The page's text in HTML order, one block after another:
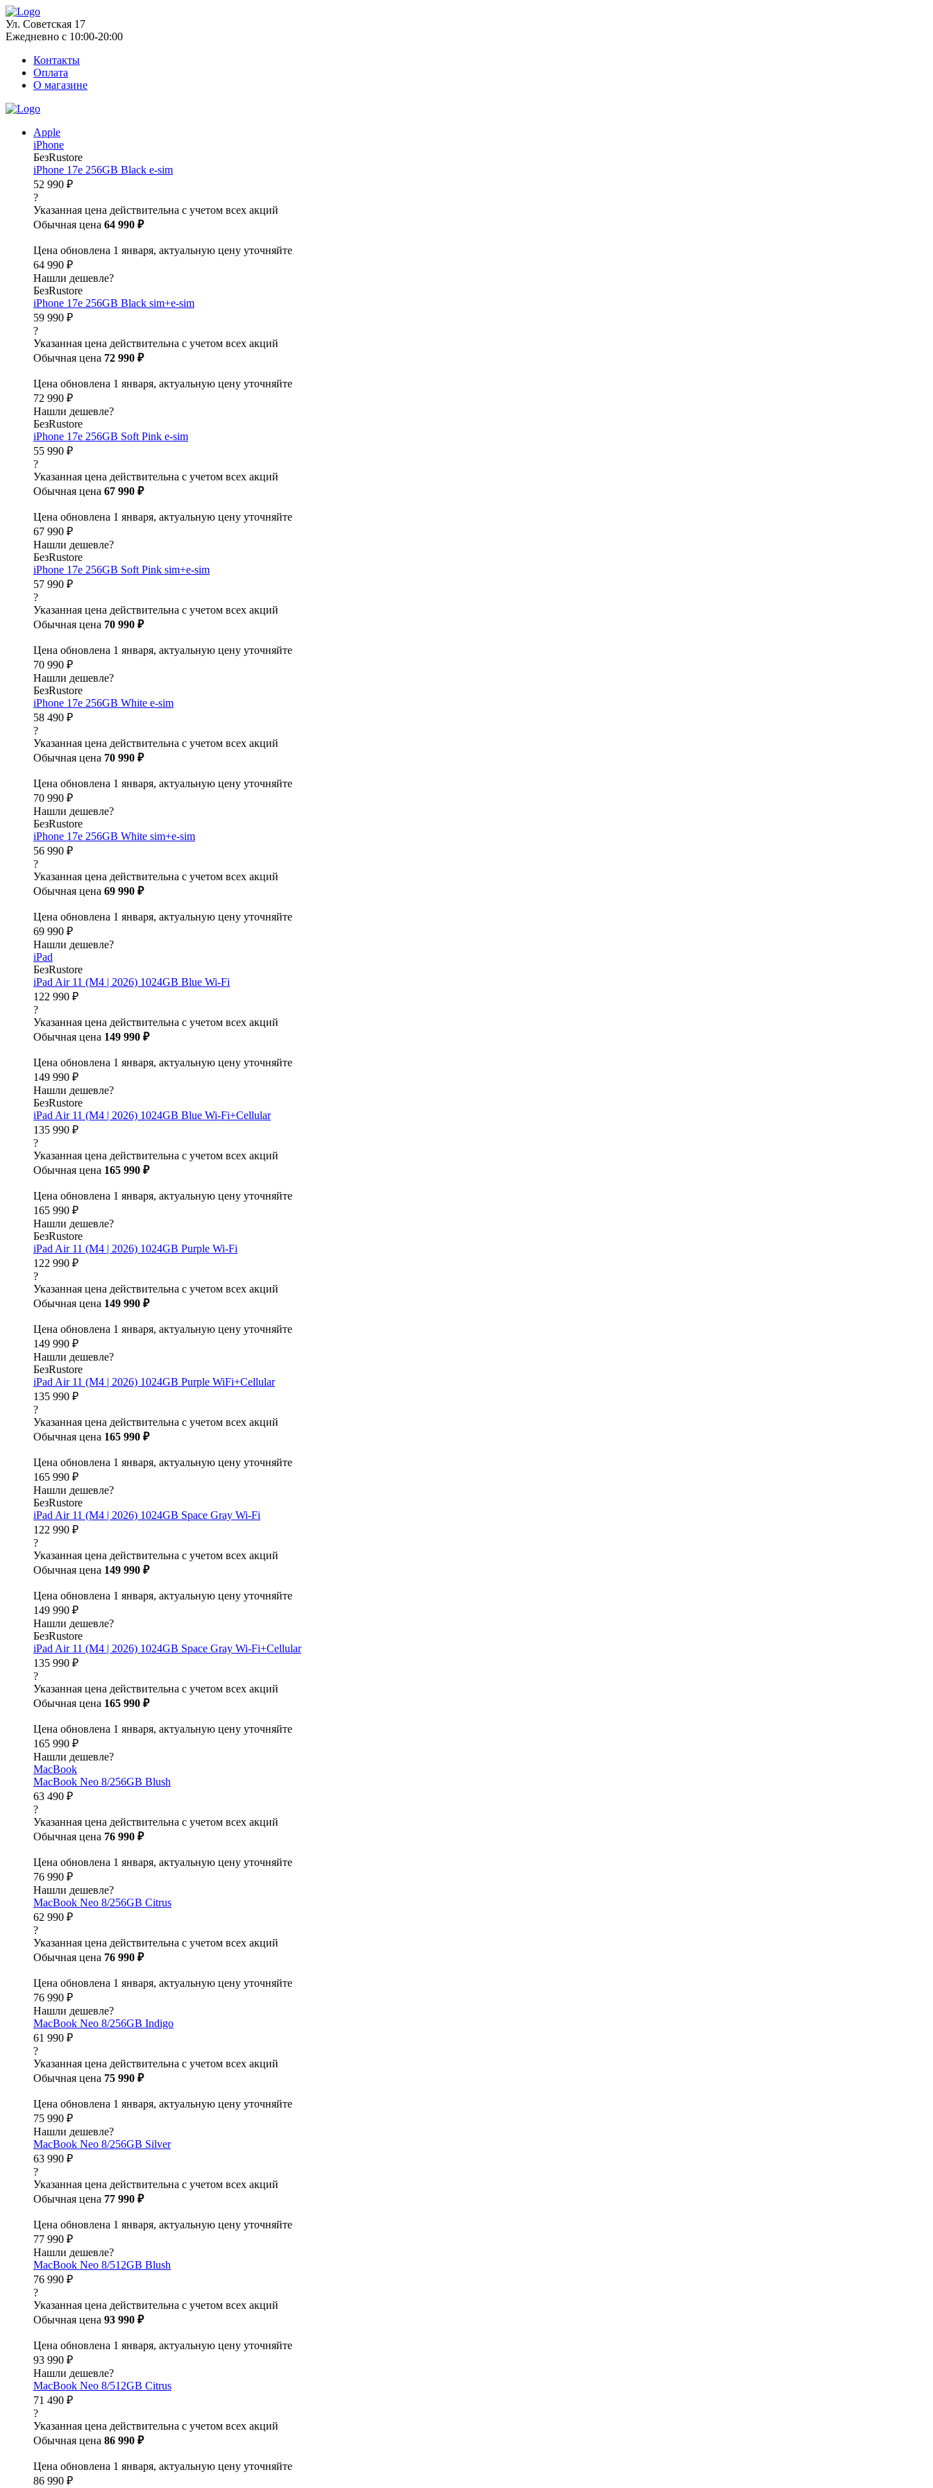
Ул. Советская 17
Ежедневно с 10:00-20:00
Контакты
Оплата
О магазине
Apple
iPhone
БезRustore
iPhone 17e 256GB Black e-sim
52 990 ₽
?
Указанная цена действительна с учетом всех акций
Обычная цена 64 990 ₽
Цена обновлена 1 января, актуальную цену уточняйте
64 990 ₽
Нашли дешевле?
БезRustore
iPhone 17e 256GB Black sim+e-sim
59 990 ₽
?
Указанная цена действительна с учетом всех акций
Обычная цена 72 990 ₽
Цена обновлена 1 января, актуальную цену уточняйте
72 990 ₽
Нашли дешевле?
БезRustore
iPhone 17e 256GB Soft Pink e-sim
55 990 ₽
?
Указанная цена действительна с учетом всех акций
Обычная цена 67 990 ₽
Цена обновлена 1 января, актуальную цену уточняйте
67 990 ₽
Нашли дешевле?
БезRustore
iPhone 17e 256GB Soft Pink sim+e-sim
57 990 ₽
?
Указанная цена действительна с учетом всех акций
Обычная цена 70 990 ₽
Цена обновлена 1 января, актуальную цену уточняйте
70 990 ₽
Нашли дешевле?
БезRustore
iPhone 17e 256GB White e-sim
58 490 ₽
?
Указанная цена действительна с учетом всех акций
Обычная цена 70 990 ₽
Цена обновлена 1 января, актуальную цену уточняйте
70 990 ₽
Нашли дешевле?
БезRustore
iPhone 17e 256GB White sim+e-sim
56 990 ₽
?
Указанная цена действительна с учетом всех акций
Обычная цена 69 990 ₽
Цена обновлена 1 января, актуальную цену уточняйте
69 990 ₽
Нашли дешевле?
iPad
БезRustore
iPad Air 11 (M4 | 2026) 1024GB Blue Wi-Fi
122 990 ₽
?
Указанная цена действительна с учетом всех акций
Обычная цена 149 990 ₽
Цена обновлена 1 января, актуальную цену уточняйте
149 990 ₽
Нашли дешевле?
БезRustore
iPad Air 11 (M4 | 2026) 1024GB Blue Wi-Fi+Cellular
135 990 ₽
?
Указанная цена действительна с учетом всех акций
Обычная цена 165 990 ₽
Цена обновлена 1 января, актуальную цену уточняйте
165 990 ₽
Нашли дешевле?
БезRustore
iPad Air 11 (M4 | 2026) 1024GB Purple Wi-Fi
122 990 ₽
?
Указанная цена действительна с учетом всех акций
Обычная цена 149 990 ₽
Цена обновлена 1 января, актуальную цену уточняйте
149 990 ₽
Нашли дешевле?
БезRustore
iPad Air 11 (M4 | 2026) 1024GB Purple WiFi+Cellular
135 990 ₽
?
Указанная цена действительна с учетом всех акций
Обычная цена 165 990 ₽
Цена обновлена 1 января, актуальную цену уточняйте
165 990 ₽
Нашли дешевле?
БезRustore
iPad Air 11 (M4 | 2026) 1024GB Space Gray Wi-Fi
122 990 ₽
?
Указанная цена действительна с учетом всех акций
Обычная цена 149 990 ₽
Цена обновлена 1 января, актуальную цену уточняйте
149 990 ₽
Нашли дешевле?
БезRustore
iPad Air 11 (M4 | 2026) 1024GB Space Gray Wi-Fi+Cellular
135 990 ₽
?
Указанная цена действительна с учетом всех акций
Обычная цена 165 990 ₽
Цена обновлена 1 января, актуальную цену уточняйте
165 990 ₽
Нашли дешевле?
MacBook
MacBook Neo 8/256GB Blush
63 490 ₽
?
Указанная цена действительна с учетом всех акций
Обычная цена 76 990 ₽
Цена обновлена 1 января, актуальную цену уточняйте
76 990 ₽
Нашли дешевле?
MacBook Neo 8/256GB Citrus
62 990 ₽
?
Указанная цена действительна с учетом всех акций
Обычная цена 76 990 ₽
Цена обновлена 1 января, актуальную цену уточняйте
76 990 ₽
Нашли дешевле?
MacBook Neo 8/256GB Indigo
61 990 ₽
?
Указанная цена действительна с учетом всех акций
Обычная цена 75 990 ₽
Цена обновлена 1 января, актуальную цену уточняйте
75 990 ₽
Нашли дешевле?
MacBook Neo 8/256GB Silver
63 990 ₽
?
Указанная цена действительна с учетом всех акций
Обычная цена 77 990 ₽
Цена обновлена 1 января, актуальную цену уточняйте
77 990 ₽
Нашли дешевле?
MacBook Neo 8/512GB Blush
76 990 ₽
?
Указанная цена действительна с учетом всех акций
Обычная цена 93 990 ₽
Цена обновлена 1 января, актуальную цену уточняйте
93 990 ₽
Нашли дешевле?
MacBook Neo 8/512GB Citrus
71 490 ₽
?
Указанная цена действительна с учетом всех акций
Обычная цена 86 990 ₽
Цена обновлена 1 января, актуальную цену уточняйте
86 990 ₽